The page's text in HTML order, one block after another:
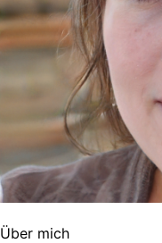
Über mich